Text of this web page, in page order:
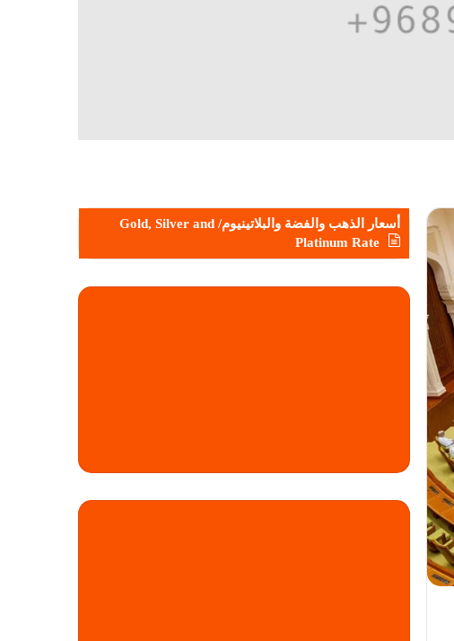
أسعار الذهب والفضة والبلاتينيوم/ Gold, Silver and
Platinum Rate